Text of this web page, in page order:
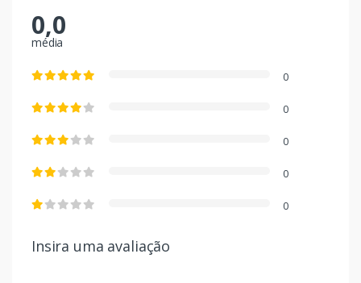
0,0
média
0
0
0
0
0
Insira uma avaliação